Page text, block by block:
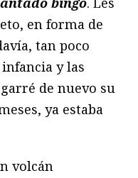
en forma de
tan poco
y las
de nuevo su
ya estaba
volcán